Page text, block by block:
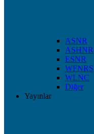
ASNR
ASHNR
ESNR
WFNRS
WLNC
Diğer
Yayınlar